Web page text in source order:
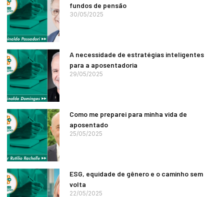
fundos de pensão
30/05/2025
A necessidade de estratégias inteligentes
para a aposentadoria
29/05/2025
Como me preparei para minha vida de
aposentado
25/05/2025
ESG, equidade de gênero e o caminho sem
volta
22/05/2025